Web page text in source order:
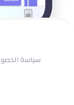
سياسة